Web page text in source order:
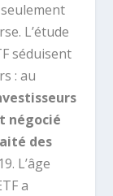
L’étude
séduisent
: au
négocié
des
L’âge
a